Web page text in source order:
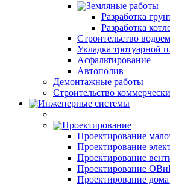
Земляные работы
Разработка
Разработка
Строительство
Укладка тротуарной
Асфальтирование
Автополив
Демонтажные работы
Строительство
Инженерные системы
Проектирование
Проектирование
Проектирование
Проектирование
Проектирование
Проектирование